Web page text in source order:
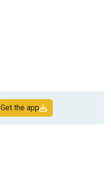
Get the app